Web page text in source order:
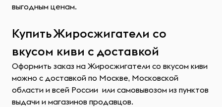
выгодным ценам.
Купить Жиросжигатели со
вкусом киви с доставкой
Оформить заказ на Жиросжигатели со вкусом киви
можно с доставкой по Москве, Московской
области и всей России или самовывозом из пунктов
выдачи и магазинов продавцов.